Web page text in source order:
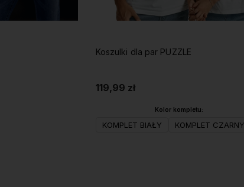
Koszulki dla par PUZZLE
119,99 zł
Kolor kompletu:
KOMPLET BIAŁY KOMPLET CZARNY